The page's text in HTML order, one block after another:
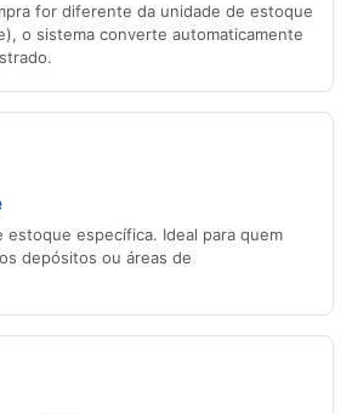
for diferente da unidade de estoque
o sistema converte automaticamente
estoque específica. Ideal para quem
depósitos ou áreas de